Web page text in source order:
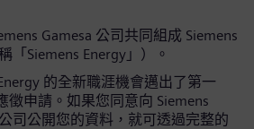
Gamesa 公司共同組成 Siemens
「Siemens Energy」）。
的全新職涯機會邁出了第一
徵申請。如果您同意向 Siemens
司公開您的資料，就可透過完整的